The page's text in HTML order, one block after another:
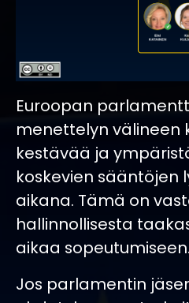
Euroopan
menettelyn välineen
kestävää ja
koskevien sääntöjen
aikana. Tämä on
hallinnollisesta
aikaa sopeutumiseen.
Jos parlamentin